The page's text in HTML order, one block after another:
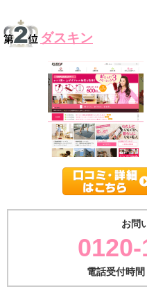
ダスキン
お問
電話受付時